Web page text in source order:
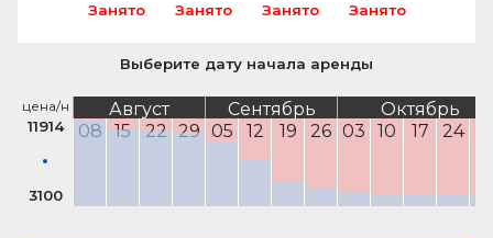
Занято
Занято
Занято
Занято
Выберите дату начала аренды
цена/н
11914
3100
Август Сентябрь
Октябрь
08
15 22 29 05 12 19 26 03 10 17 24